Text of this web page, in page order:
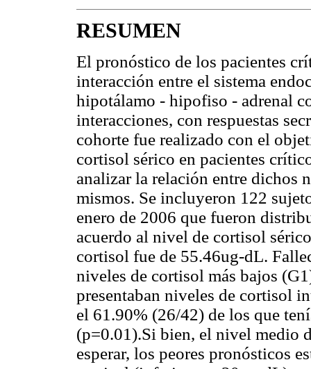
RESUMEN
El pronóstico de los pacientes
interacción entre el sistema
hipotálamo - hipofiso - adrenal
interacciones, con respuestas
cohorte fue realizado con el
cortisol sérico en pacientes
analizar la relación entre dichos
mismos. Se incluyeron 122
enero de 2006 que fueron
acuerdo al nivel de cortisol
cortisol fue de 55.46ug-dL.
niveles de cortisol más bajos
presentaban niveles de cortisol
el 61.90% (26/42) de los que
(p=0.01).Si bien, el nivel medio
esperar, los peores pronósticos